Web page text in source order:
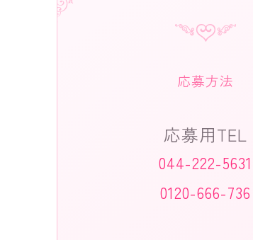
応募方法
応募用TEL
044-222-5631
0120-666-736